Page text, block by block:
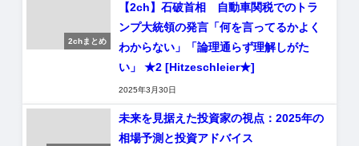
2chまとめ
【2ch】石破首相 自動車関税でのトラ
ンプ大統領の発言「何を言ってるかよく
わからない」「論理通らず理解しがた
い」 ★2 [Hitzeschleier★]
2025年3月30日
未来を見据えた投資家の視点：2025年の
相場予測と投資アドバイス